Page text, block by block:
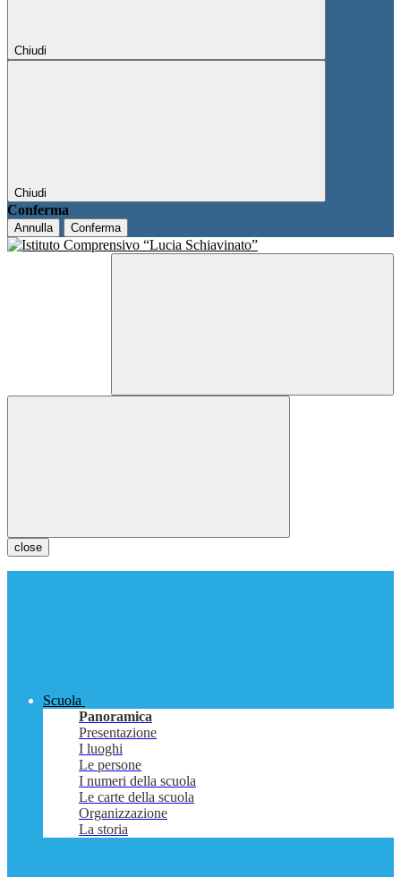
Chiudi
Chiudi
Conferma
Annulla Conferma
close
Scuola
Panoramica
Presentazione
I luoghi
Le persone
I numeri della scuola
Le carte della scuola
Organizzazione
La storia